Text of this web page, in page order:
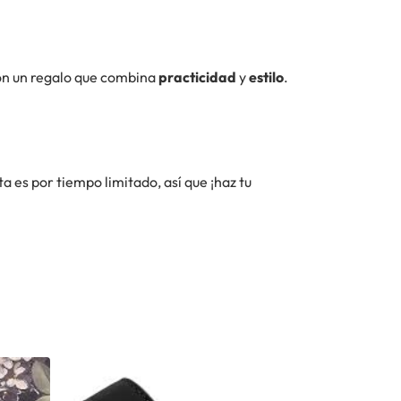
un regalo que combinapracticidad yestilo.
es por tiempo limitado, así que ¡haz tu